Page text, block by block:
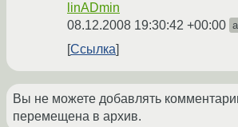
linADmin
08.12.2008 19:30:42 +00:00
Ссылка
Вы не можете добавлять
перемещена в архив.